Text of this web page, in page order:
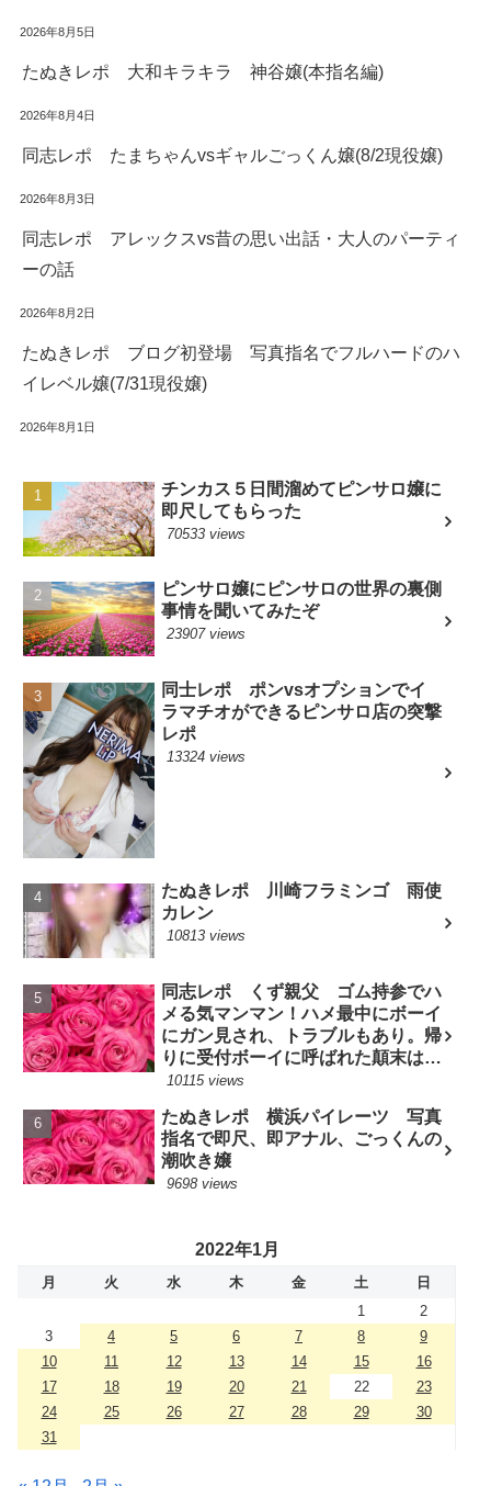
2026年8月5日
たぬきレポ 大和キラキラ 神谷嬢(本指名編)
2026年8月4日
同志レポ たまちゃんvsギャルごっくん嬢(8/2現役嬢)
2026年8月3日
同志レポ アレックスvs昔の思い出話・大人のパーティ
ーの話
2026年8月2日
たぬきレポ ブログ初登場 写真指名でフルハードのハ
イレベル嬢(7/31現役嬢)
2026年8月1日
チンカス５日間溜めてピンサロ嬢に
即尺してもらった
70533 views
ピンサロ嬢にピンサロの世界の裏側
事情を聞いてみたぞ
23907 views
同士レポ ポンvsオプションでイ
ラマチオができるピンサロ店の突撃
レポ
13324 views
たぬきレポ 川崎フラミンゴ 雨使
カレン
10813 views
同志レポ くず親父 ゴム持参でハ
メる気マンマン！ハメ最中にボーイ
にガン見され、トラブルもあり。帰
りに受付ボーイに呼ばれた顛末は？
(7/10現役嬢)
10115 views
たぬきレポ 横浜パイレーツ 写真
指名で即尺、即アナル、ごっくんの
潮吹き嬢
9698 views
2022年1月
月 火 水 木 金 土
日
1
2
3
4 5 6 7 8
9
10
11 12 13 14 15
16
17
18 19 20 21 22
23
24
25 26 27 28 29
30
31